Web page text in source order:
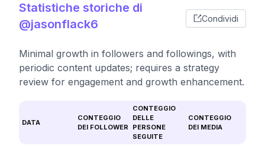
Statistiche storiche di
@jasonflack6
Condividi
Minimal growth in followers and followings, with
periodic content updates; requires a strategy
review for engagement and growth enhancement.
DATA
CONTEGGIO
DEI FOLLOWER
CONTEGGIO
DELLE
PERSONE
SEGUITE
CONTEGGIO
DEI MEDIA